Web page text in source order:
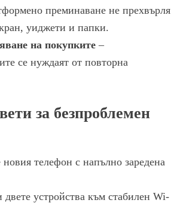
преминаване не прехвърля
уиджети и папки.
на покупките –
се нуждаят от повторна
за безпроблемен
новия телефон с напълно заредена
устройства към стабилен Wi-